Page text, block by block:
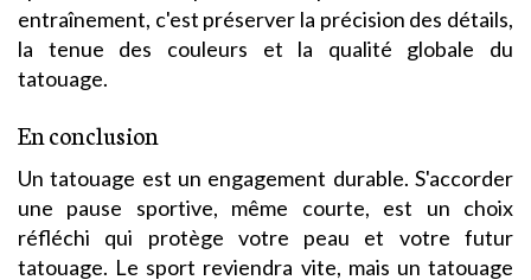
entraînement, c'est préserver la précision des détails,
la tenue des couleurs et la qualité globale du
tatouage.
En conclusion
Un tatouage est un engagement durable. S'accorder
une pause sportive, même courte, est un choix
réfléchi qui protège votre peau et votre futur
tatouage. Le sport reviendra vite, mais un tatouage